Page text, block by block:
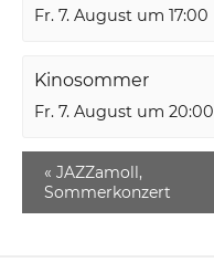
Fr. 7. August um 17:00
Kinosommer
Fr. 7. August um 20:00
« JAZZamoll,
Sommerkonzert